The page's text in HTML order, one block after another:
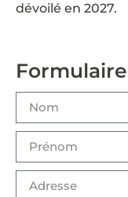
dévoilé en 2027.